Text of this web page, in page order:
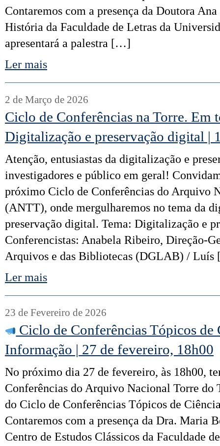
Contaremos com a presença da Doutora
História da Faculdade de Letras da
apresentará a palestra […]
Ler mais
2 de Março de 2026
Ciclo de Conferências na Torre.
Digitalização e preservação digital |
Atenção, entusiastas da digitalização e
investigadores e público em geral!
próximo Ciclo de Conferências do Arquivo
(ANTT), onde mergulharemos no tema da
preservação digital. Tema: Digitalização e
Conferencistas: Anabela Ribeiro, Direção-
Arquivos e das Bibliotecas (DGLAB) /
Ler mais
23 de Fevereiro de 2026
Ciclo de Conferências Tópicos de
Informação | 27 de fevereiro, 18h00
No próximo dia 27 de fevereiro, às 18h00,
Conferências do Arquivo Nacional Torre do
do Ciclo de Conferências Tópicos de
Contaremos com a presença da Dra. Maria
Centro de Estudos Clássicos da Faculdade